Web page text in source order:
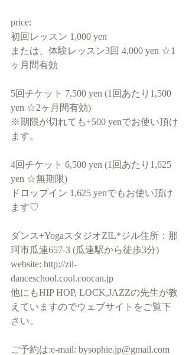
price:
初回レッスン 1,000 yen
または、体験レッスン3回 4,000 yen ☆1
ヶ月間有効
5回チケット 7,500 yen (1回あたり1,500
yen ☆2ヶ月間有効)
※期限が切れても+500 yenでお使い頂け
ます。
4回チケット 6,500 yen (1回あたり1,625
yen ☆無期限)
ドロップイン 1,625 yenでもお使い頂け
ます♡
ダンス+YogaスタジオZIL*ジル住所：那
珂市瓜連657-3 (瓜連駅から徒歩3分)
website: http://zil-
danceschool.cool.coocan.jp
他にもHIP HOP, LOCK,JAZZの先生が教
えていますのでウェブサイトをご覧下
さい。
ご予約は:e-mail: bysophie.jp@gmail.com